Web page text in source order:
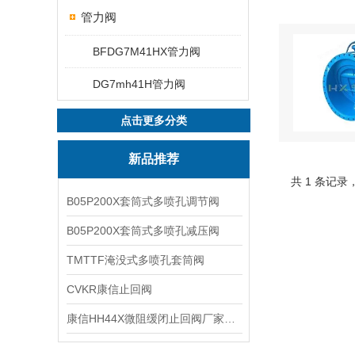
管力阀
BFDG7M41HX管力阀
DG7mh41H管力阀
点击更多分类
新品推荐
B05P200X套筒式多喷孔调节阀
B05P200X套筒式多喷孔减压阀
TMTTF淹没式多喷孔套筒阀
CVKR康信止回阀
共 1 条记录